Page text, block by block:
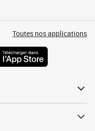
Toutes nos applications